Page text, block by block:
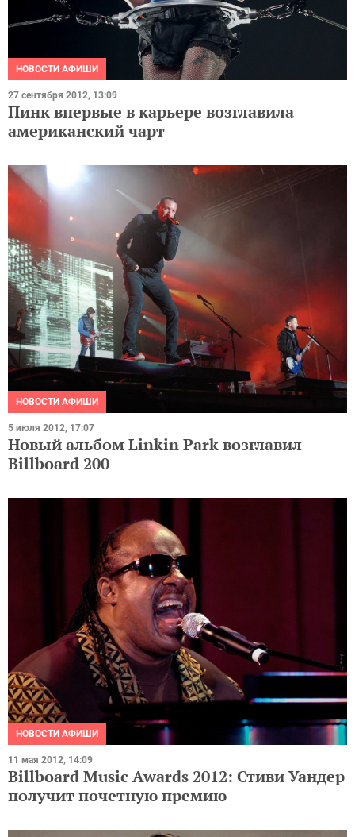
НОВОСТИ АФИШИ
27 сентября 2012, 13:09
Пинк впервые в карьере возглавила
американский чарт
НОВОСТИ АФИШИ
5 июля 2012, 17:07
Новый альбом Linkin Park возглавил
Billboard 200
НОВОСТИ АФИШИ
11 мая 2012, 14:09
Billboard Music Awards 2012: Стиви Уандер
получит почетную премию